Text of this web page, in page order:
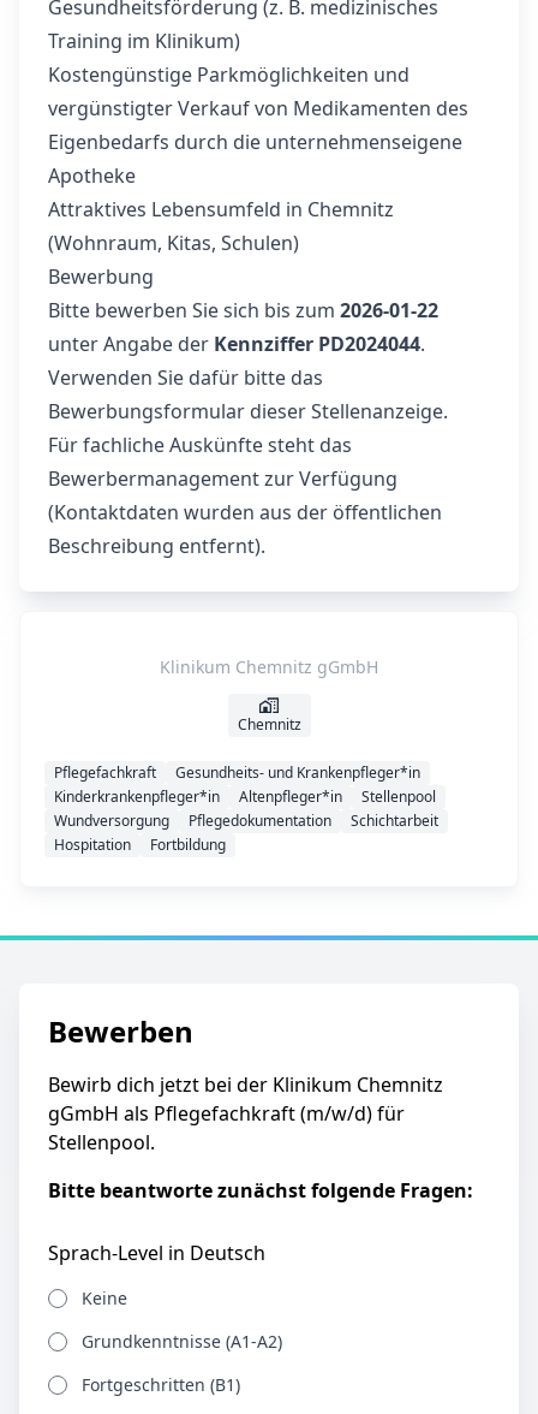
Gesundheitsförderung (z. B. medizinisches
Training im Klinikum)
Kostengünstige Parkmöglichkeiten und
vergünstigter Verkauf von Medikamenten des
Eigenbedarfs durch die unternehmenseigene
Apotheke
Attraktives Lebensumfeld in Chemnitz
(Wohnraum, Kitas, Schulen)
Bewerbung
Bitte bewerben Sie sich bis zum 2026-01-22
unter Angabe der Kennziffer PD2024044.
Verwenden Sie dafür bitte das
Bewerbungsformular dieser Stellenanzeige.
Für fachliche Auskünfte steht das
Bewerbermanagement zur Verfügung
(Kontaktdaten wurden aus der öffentlichen
Beschreibung entfernt).
Klinikum Chemnitz gGmbH
Chemnitz
Pflegefachkraft
Gesundheits- und Krankenpfleger*in
Kinderkrankenpfleger*in
Altenpfleger*in
Stellenpool
Wundversorgung
Pflegedokumentation
Schichtarbeit
Hospitation
Fortbildung
Bewerben
Bewirb dich jetzt bei der Klinikum Chemnitz
gGmbH als Pflegefachkraft (m/w/d) für
Stellenpool.
Bitte beantworte zunächst folgende Fragen:
Sprach-Level in Deutsch
Keine
Grundkenntnisse (A1-A2)
Fortgeschritten (B1)